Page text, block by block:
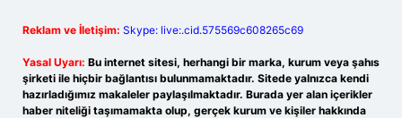
Reklam ve İletişim: Skype: live:.cid.575569c608265c69
Yasal Uyarı: Bu internet sitesi, herhangi bir marka, kurum veya şahıs
şirketi ile hiçbir bağlantısı bulunmamaktadır. Sitede yalnızca kendi
hazırladığımız makaleler paylaşılmaktadır. Burada yer alan içerikler
haber niteliği taşımamakta olup, gerçek kurum ve kişiler hakkında